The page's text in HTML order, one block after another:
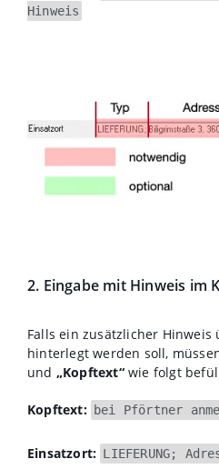
Hinweis
2. Eingabe mit Hinweis im
Falls ein zusätzlicher Hinweis
hinterlegt werden soll,
und „Kopftext“wie folgt
Kopftext: bei Pförtner
Einsatzort: LIEFERUNG;